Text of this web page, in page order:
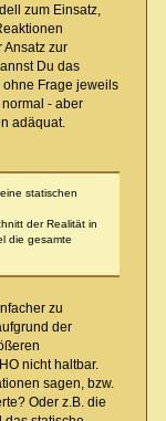
zum Einsatz,
zur
Du das
Frage jeweils
- aber
adäquat.
statischen
der Realität in
die gesamte
zu
der
nicht haltbar.
sagen, bzw.
Oder z.B. die